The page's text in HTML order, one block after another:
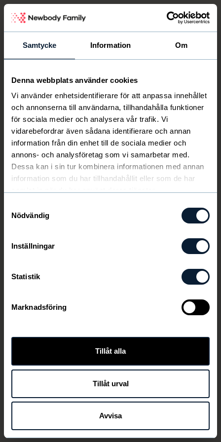
Samtycke Information Om
Denna webbplats använder cookies
Vi använder enhetsidentifierare för att anpassa innehållet
och annonserna till användarna, tillhandahålla funktioner
för sociala medier och analysera vår trafik. Vi
vidarebefordrar även sådana identifierare och annan
information från din enhet till de sociala medier och
annons- och analysföretag som vi samarbetar med.
Dessa kan i sin tur kombinera informationen med annan
information som du har tillhandahållit eller som de har
Nödvändig
Inställningar
Statistik
Marknadsföring
Tillåt alla
Tillåt urval
Avvisa
Välkommen Newbody
Den här länken är ej aktiv längre
TILLBAKA
Newbody Family Portal